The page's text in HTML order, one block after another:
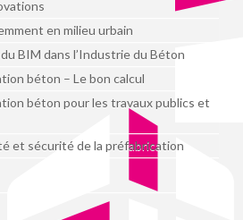
en milieu urbain
BIM dans l’Industrie du Béton
béton – Le bon calcul
béton pour les travaux publics et
et sécurité de la préfabrication